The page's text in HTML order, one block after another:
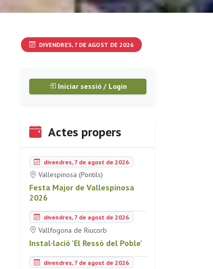
DIVENDRES, 7 DE AGOST DE 2026
Iniciar sessió / Login
Actes propers
divendres, 7 de agost de 2026
Vallespinosa (Pontils)
Festa Major de Vallespinosa
2026
divendres, 7 de agost de 2026
Vallfogona de Riucorb
Instal·lació 'El Ressò del Poble'
divendres, 7 de agost de 2026